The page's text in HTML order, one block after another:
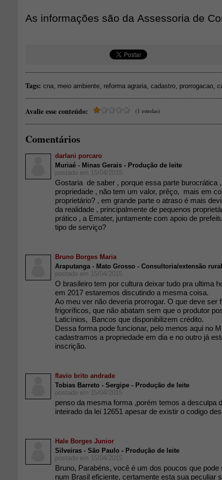
As informações são da Assessoria de
Tags: cna meio ambiente reforma agraria cadastro prorrogacao
Avalie esse conteúdo: (1 estrelas)
Comentários
darlani porcaro
Muriaé - Minas Gerais - Produção de leite
postado em 15/04/2015
Gostaria de saber , porque essa parte burocrática
propriedade , não tem um valor, prêço, mais em
proprietário? , em grande parte o atraso é mais
da realidade , principalmente de pequenos
prático , a Emater, juntamente com apoio de
tipo de serviço?
Bruno Borges Maria
Araputanga - Mato Grosso - Consultoria/extensão rural
postado em 15/04/2015
O brasileiro tem por cultura deixar tudo pra ultima
em 2017 estaremos discutindo a mesma coisa.
Ao meu ver não deveria prorrogar. O que deve ser
frigoríficos, que não abatam sem que o produtor
Laticínios, Bancos que disponibilizem crédito.
Dessa forma pode funcionar, pelo menos aqui no
cadastramos a propriedade em dia e no outro já
inscrição.
flavio brito andrade
Tobias Barreto - Sergipe - Produção de leite
postado em 15/04/2015
penso da mesma forma ,porém temos a desculpa
inteirado da lei 12651 apesar de existir o codigo
Hale Borges Junior
Silveiras - São Paulo - Produção de leite
postado em 15/04/2015
Bruno, Parabéns, você é um dos poucos que
num Brasil eficiente, certamente esta sua peculiar